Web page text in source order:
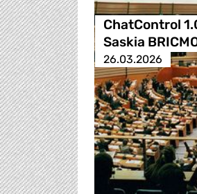
ChatControl
Saskia
26.03.2026